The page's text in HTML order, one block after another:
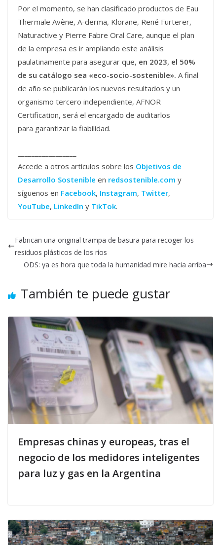
Por el momento, se han clasificado productos de Eau
Thermale Avène, A-derma, Klorane, René Furterer,
Naturactive y Pierre Fabre Oral Care, aunque el plan
de la empresa es ir ampliando este análisis
paulatinamente para asegurar que, en 2023, el 50%
de su catálogo sea «eco-socio-sostenible». A final
de año se publicarán los nuevos resultados y un
organismo tercero independiente, AFNOR
Certification, será el encargado de auditarlos
para garantizar la fiabilidad.
Accede a otros artículos sobre los Objetivos de
Desarrollo Sostenible en redsostenible.com y
síguenos en Facebook, Instagram, Twitter,
YouTube, LinkedIn y TikTok.
Fabrican una original trampa de basura para recoger los
residuos plásticos de los ríos
ODS: ya es hora que toda la humanidad mire hacia arriba
También te puede gustar
Empresas chinas y europeas, tras el
negocio de los medidores inteligentes
para luz y gas en la Argentina